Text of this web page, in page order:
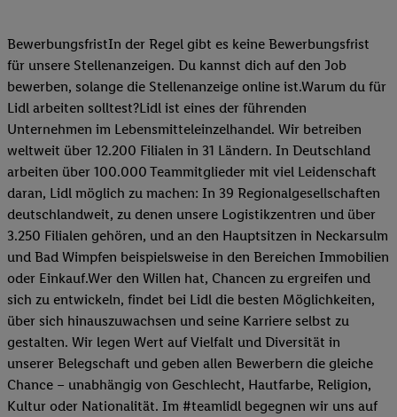
BewerbungsfristIn der Regel gibt es keine Bewerbungsfrist
für unsere Stellenanzeigen. Du kannst dich auf den Job
bewerben, solange die Stellenanzeige online ist.Warum du für
Lidl arbeiten solltest?Lidl ist eines der führenden
Unternehmen im Lebensmitteleinzelhandel. Wir betreiben
weltweit über 12.200 Filialen in 31 Ländern. In Deutschland
arbeiten über 100.000 Teammitglieder mit viel Leidenschaft
daran, Lidl möglich zu machen: In 39 Regionalgesellschaften
deutschlandweit, zu denen unsere Logistikzentren und über
3.250 Filialen gehören, und an den Hauptsitzen in Neckarsulm
und Bad Wimpfen beispielsweise in den Bereichen Immobilien
oder Einkauf.Wer den Willen hat, Chancen zu ergreifen und
sich zu entwickeln, findet bei Lidl die besten Möglichkeiten,
über sich hinauszuwachsen und seine Karriere selbst zu
gestalten. Wir legen Wert auf Vielfalt und Diversität in
unserer Belegschaft und geben allen Bewerbern die gleiche
Chance – unabhängig von Geschlecht, Hautfarbe, Religion,
Kultur oder Nationalität. Im #teamlidl begegnen wir uns auf